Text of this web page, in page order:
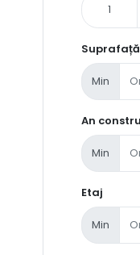
1
Min
An
Min
Etaj
Min